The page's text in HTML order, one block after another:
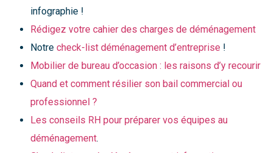
infographie !
Rédigez votre cahier des charges de déménagement
Notre check-list déménagement d’entreprise !
Mobilier de bureau d’occasion : les raisons d’y recourir
Quand et comment résilier son bail commercial ou
professionnel ?
Les conseils RH pour préparer vos équipes au
déménagement.